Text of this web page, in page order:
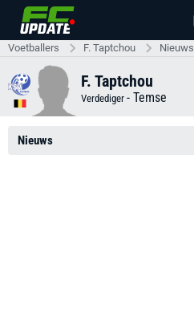
Voetballers F. Taptchou Nieuws
F. Taptchou
Verdediger - Temse
Nieuws